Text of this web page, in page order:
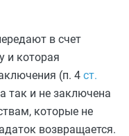
в счет
и которая
(п. 4 ст.
так и не заключена
которые не
возвращается.